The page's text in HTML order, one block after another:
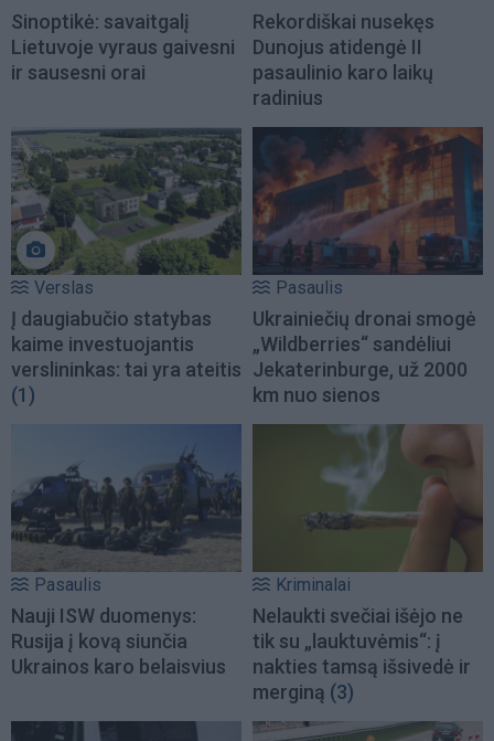
Sinoptikė: savaitgalį
Lietuvoje vyraus gaivesni
ir sausesni orai
Rekordiškai nusekęs
Dunojus atidengė II
pasaulinio karo laikų
radinius
Verslas
Į daugiabučio statybas
kaime investuojantis
verslininkas: tai yra ateitis
(1)
Pasaulis
Ukrainiečių dronai smogė
„Wildberries“ sandėliui
Jekaterinburge, už 2000
km nuo sienos
Pasaulis
Nauji ISW duomenys:
Rusija į kovą siunčia
Ukrainos karo belaisvius
Kriminalai
Nelaukti svečiai išėjo ne
tik su „lauktuvėmis“: į
nakties tamsą išsivedė ir
merginą (3)